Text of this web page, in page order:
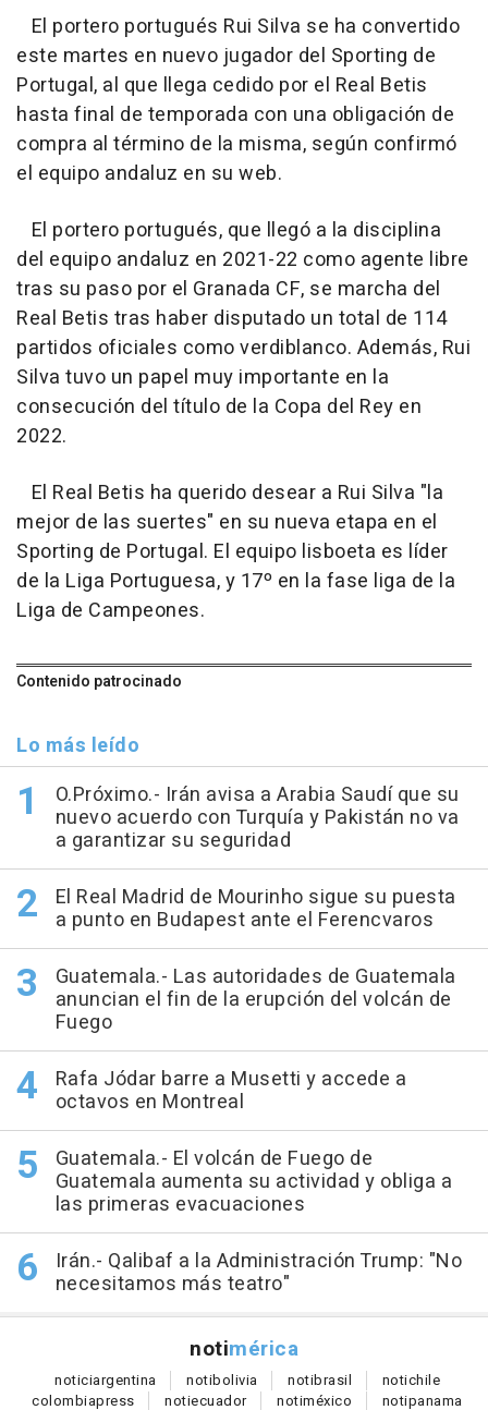
El portero portugués Rui Silva se ha convertido
este martes en nuevo jugador del Sporting de
Portugal, al que llega cedido por el Real Betis
hasta final de temporada con una obligación de
compra al término de la misma, según confirmó
el equipo andaluz en su web.
El portero portugués, que llegó a la disciplina
del equipo andaluz en 2021-22 como agente libre
tras su paso por el Granada CF, se marcha del
Real Betis tras haber disputado un total de 114
partidos oficiales como verdiblanco. Además, Rui
Silva tuvo un papel muy importante en la
consecución del título de la Copa del Rey en
2022.
El Real Betis ha querido desear a Rui Silva "la
mejor de las suertes" en su nueva etapa en el
Sporting de Portugal. El equipo lisboeta es líder
de la Liga Portuguesa, y 17º en la fase liga de la
Liga de Campeones.
Contenido patrocinado
Lo más leído
O.Próximo.- Irán avisa a Arabia Saudí que su
nuevo acuerdo con Turquía y Pakistán no va
a garantizar su seguridad
El Real Madrid de Mourinho sigue su puesta
a punto en Budapest ante el Ferencvaros
Guatemala.- Las autoridades de Guatemala
anuncian el fin de la erupción del volcán de
Fuego
Rafa Jódar barre a Musetti y accede a
octavos en Montreal
Guatemala.- El volcán de Fuego de
Guatemala aumenta su actividad y obliga a
las primeras evacuaciones
Irán.- Qalibaf a la Administración Trump: "No
necesitamos más teatro"
notimérica
noticiargentina notibolivia notibrasil notichile
colombiapress notiecuador notiméxico notipanama